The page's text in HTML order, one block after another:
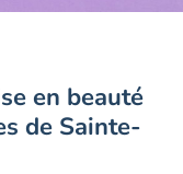
en beauté
de Sainte-